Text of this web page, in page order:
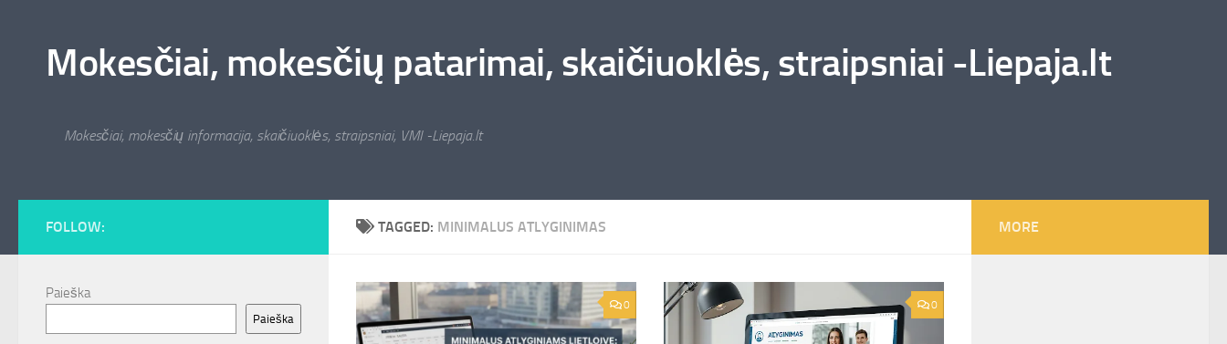
Mokesčiai, mokesčių patarimai, skaičiuoklės, straipsniai -Liepaja.lt
Mokesčiai, mokesčių informacija, skaičiuoklės, straipsniai, VMI -Liepaja.lt
TAGGED: MINIMALUS ATLYGINIMAS
0 0
FOLLOW:
Paieška
Paieška
MORE